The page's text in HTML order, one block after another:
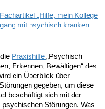
Fachartikel „Hilfe, mein Kollege
mit psychisch kranken
Praxishilfe „Psychisch
Erkennen, Bewältigen“ des
ein Überblick über
gegeben, um diese
beschäftigt sich mit der
psychischen Störungen. Was